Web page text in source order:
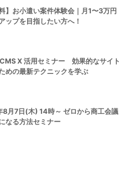
】お小遣い案件体験会｜月1〜3万円
ップを目指したい方へ！
X 活用セミナー 効果的なサイト
めの最新テクニックを学ぶ
月7日(木) 14時～ ゼロから商工会議
なる方法セミナー